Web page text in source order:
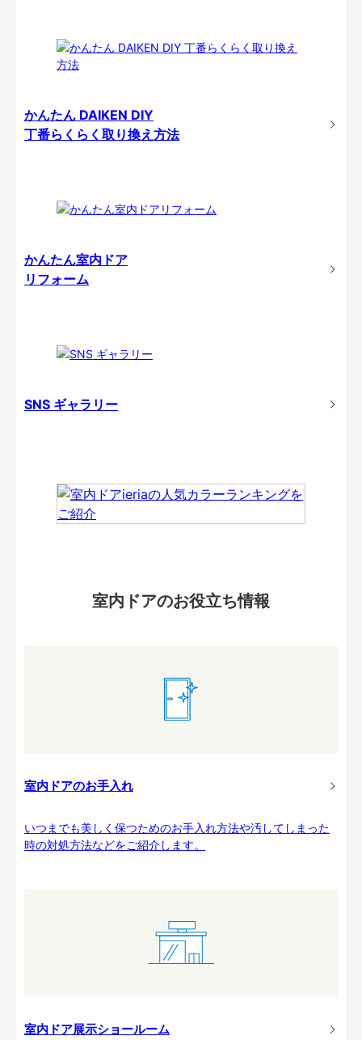
かんたん DAIKEN DIY
丁番らくらく取り換え方法
かんたん室内ドア
リフォーム
SNS ギャラリー
室内ドアのお役立ち情報
室内ドアのお手入れ
いつまでも美しく保つためのお手入れ方法や汚してしまった
時の対処方法などをご紹介します。
室内ドア展示ショールーム